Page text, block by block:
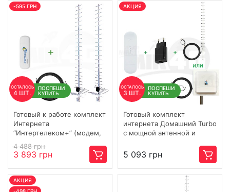
-595 ГРН
ОСТАЛОСЬ
4 ШТ.
ПОСПЕШИ
КУПИТЬ
Готовый к работе комплект
Интернета
“Интертелеком+” (модем,
сверхмощная антенна 36
дБи, кабель, переходник)
4 488 грн
3 893 грн
АКЦИЯ
ОСТАЛОСЬ
3 ШТ.
ПОСПЕШИ
КУПИТЬ
Готовый комплект
интернета Домашний Turbo
с мощной антенной и
ZTE MF79 c Wi-Fi 4G / 3G /
LTE
5 093 грн
АКЦИЯ